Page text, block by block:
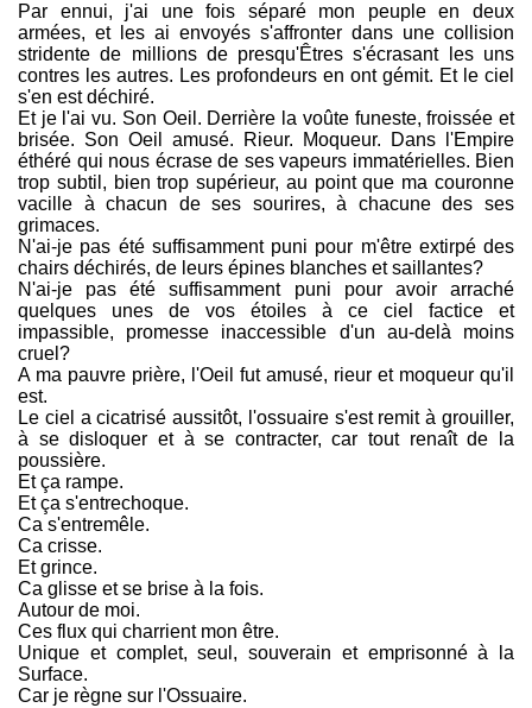
Par ennui, j'ai une fois séparé mon peuple en deux
armées, et les ai envoyés s'affronter dans une collision
stridente de millions de presqu'Êtres s'écrasant les uns
contres les autres. Les profondeurs en ont gémit. Et le ciel
s'en est déchiré.
Et je l'ai vu. Son Oeil. Derrière la voûte funeste, froissée et
brisée. Son Oeil amusé. Rieur. Moqueur. Dans l'Empire
éthéré qui nous écrase de ses vapeurs immatérielles. Bien
trop subtil, bien trop supérieur, au point que ma couronne
vacille à chacun de ses sourires, à chacune des ses
grimaces.
N'ai-je pas été suffisamment puni pour m'être extirpé des
chairs déchirés, de leurs épines blanches et saillantes?
N'ai-je pas été suffisamment puni pour avoir arraché
quelques unes de vos étoiles à ce ciel factice et
impassible, promesse inaccessible d'un au-delà moins
cruel?
A ma pauvre prière, l'Oeil fut amusé, rieur et moqueur qu'il
est.
Le ciel a cicatrisé aussitôt, l'ossuaire s'est remit à grouiller,
à se disloquer et à se contracter, car tout renaît de la
poussière.
Et ça rampe.
Et ça s'entrechoque.
Ca s'entremêle.
Ca crisse.
Et grince.
Ca glisse et se brise à la fois.
Autour de moi.
Ces flux qui charrient mon être.
Unique et complet, seul, souverain et emprisonné à la
Surface.
Car je règne sur l'Ossuaire.